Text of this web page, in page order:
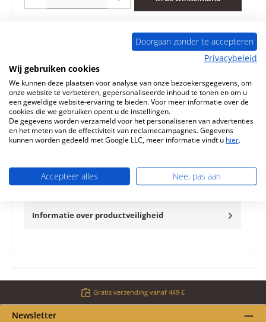
Beschrijving
Origineel binnenwerk B voor de Openhaardinzet Leda
verbrandingskamerv…Meer
Informatie over productveiligheid
Gratis verzending vanaf 449 €
Newsletter
Doorgaan zonder te accepteren
Privacybeleid
Wij gebruiken cookies
We kunnen deze plaatsen voor analyse van onze bezoekersgegevens, om
onze website te verbeteren, gepersonaliseerde inhoud te tonen en om u
een geweldige website-ervaring te bieden. Voor meer informatie over de
cookies die we gebruiken opent u de instellingen.
De gegevens worden verzameld voor het personaliseren van advertenties
en het meten van de effectiviteit van reclamecampagnes. Gegevens
kunnen worden gedeeld met Google LLC, meer informatie vindt u hier.
Accepteer alles Nee, pas aan